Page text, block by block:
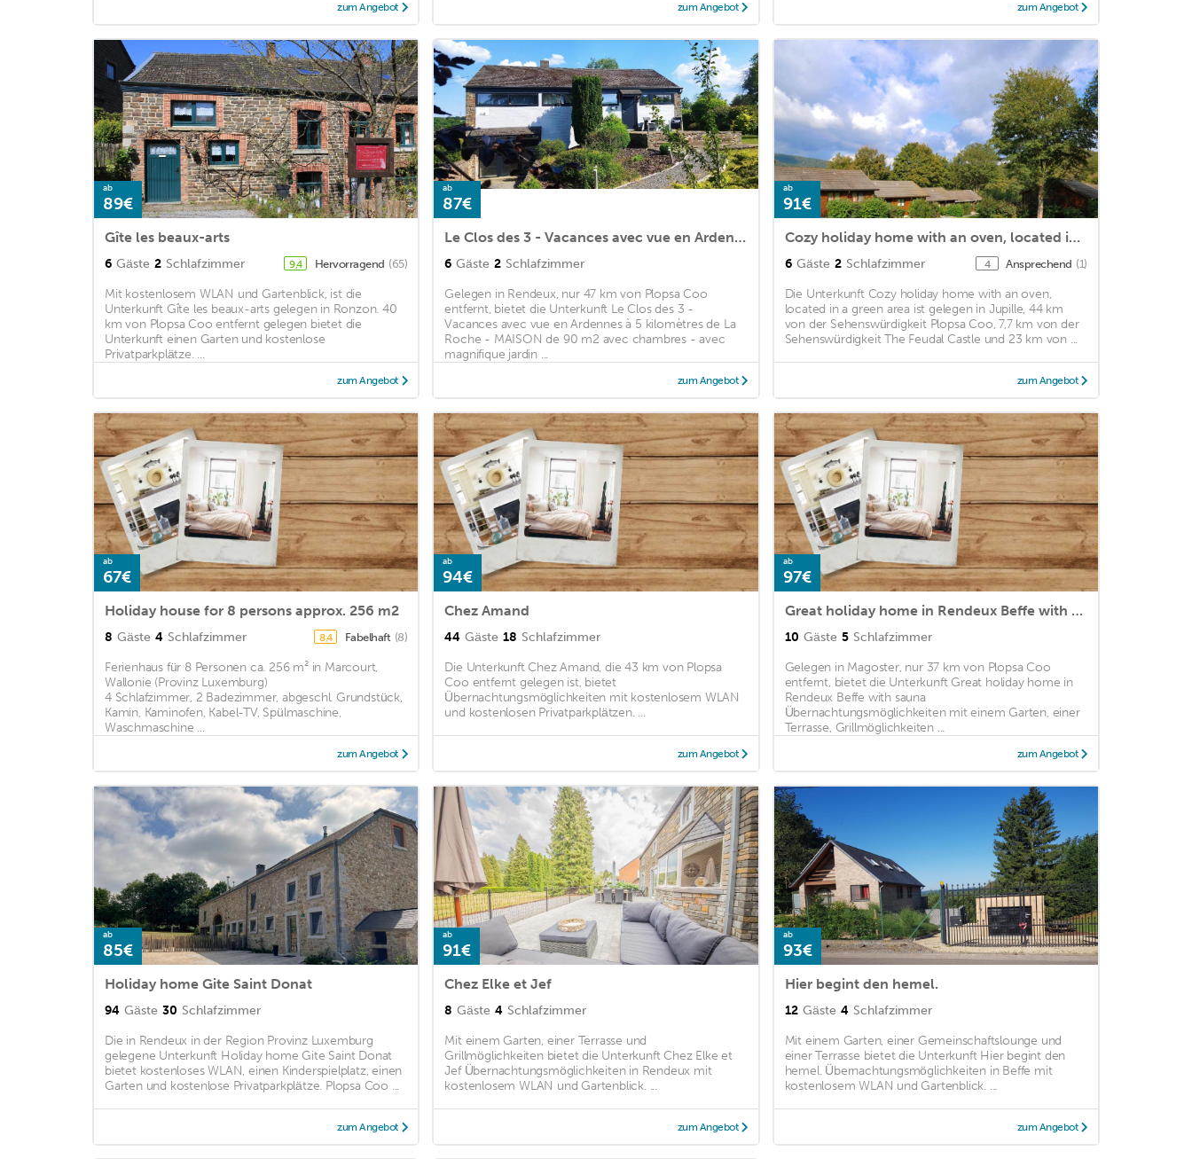
zum Angebot zum Angebot zum Angebot
ab
89€
Gîte les beaux-arts
6 Gäste 2 Schlafzimmer 9,4 Hervorragend (65)
Mit kostenlosem WLAN und Gartenblick, ist die
Unterkunft Gîte les beaux-arts gelegen in Ronzon. 40
km von Plopsa Coo entfernt gelegen bietet die
Unterkunft einen Garten und kostenlose
Privatparkplätze. ...
zum Angebot
ab
87€
Le Clos des 3 - Vacances avec vue en Ardennes à 5 kilomètres de La Roche - MAISON de 90 m2 avec chambres - avec magnifique jardin
6 Gäste 2 Schlafzimmer
Gelegen in Rendeux, nur 47 km von Plopsa Coo
entfernt, bietet die Unterkunft Le Clos des 3 -
Vacances avec vue en Ardennes à 5 kilomètres de La
Roche - MAISON de 90 m2 avec chambres - avec
magnifique jardin ...
zum Angebot
ab
91€
Cozy holiday home with an oven, located in a green area
6 Gäste 2 Schlafzimmer 4 Ansprechend (1)
Die Unterkunft Cozy holiday home with an oven,
located in a green area ist gelegen in Jupille, 44 km
von der Sehenswürdigkeit Plopsa Coo, 7,7 km von der
Sehenswürdigkeit The Feudal Castle und 23 km von ...
zum Angebot
ab
67€
Holiday house for 8 persons approx. 256 m2
8 Gäste 4 Schlafzimmer 8,4 Fabelhaft (8)
Ferienhaus für 8 Personen ca. 256 m² in Marcourt,
Wallonie (Provinz Luxemburg)
4 Schlafzimmer, 2 Badezimmer, abgeschl. Grundstück,
Kamin, Kaminofen, Kabel-TV, Spülmaschine,
Waschmaschine ...
zum Angebot
ab
94€
Chez Amand
44 Gäste 18 Schlafzimmer
Die Unterkunft Chez Amand, die 43 km von Plopsa
Coo entfernt gelegen ist, bietet
Übernachtungsmöglichkeiten mit kostenlosem WLAN
und kostenlosen Privatparkplätzen. ...
zum Angebot
ab
97€
Great holiday home in Rendeux Beffe with sauna
10 Gäste 5 Schlafzimmer
Gelegen in Magoster, nur 37 km von Plopsa Coo
entfernt, bietet die Unterkunft Great holiday home in
Rendeux Beffe with sauna
Übernachtungsmöglichkeiten mit einem Garten, einer
Terrasse, Grillmöglichkeiten ...
zum Angebot
ab
85€
Holiday home Gite Saint Donat
94 Gäste 30 Schlafzimmer
Die in Rendeux in der Region Provinz Luxemburg
gelegene Unterkunft Holiday home Gite Saint Donat
bietet kostenloses WLAN, einen Kinderspielplatz, einen
Garten und kostenlose Privatparkplätze. Plopsa Coo ...
zum Angebot
ab
91€
Chez Elke et Jef
8 Gäste 4 Schlafzimmer
Mit einem Garten, einer Terrasse und
Grillmöglichkeiten bietet die Unterkunft Chez Elke et
Jef Übernachtungsmöglichkeiten in Rendeux mit
kostenlosem WLAN und Gartenblick. ...
zum Angebot
ab
93€
Hier begint den hemel.
12 Gäste 4 Schlafzimmer
Mit einem Garten, einer Gemeinschaftslounge und
einer Terrasse bietet die Unterkunft Hier begint den
hemel. Übernachtungsmöglichkeiten in Beffe mit
kostenlosem WLAN und Gartenblick. ...
zum Angebot